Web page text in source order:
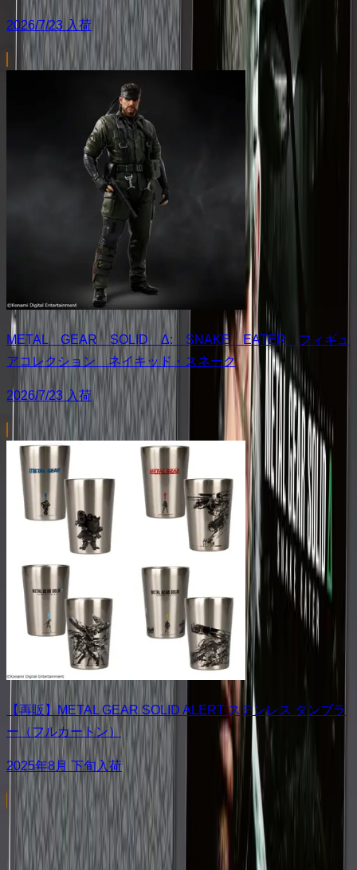
2026/7/23 入荷
METAL GEAR SOLID Δ: SNAKE EATER フィギュ
アコレクション ネイキッド・スネーク
2026/7/23 入荷
【再販】METAL GEAR SOLID ALERT ステンレス タンブラ
ー（フルカートン）
2025年8月 下旬入荷